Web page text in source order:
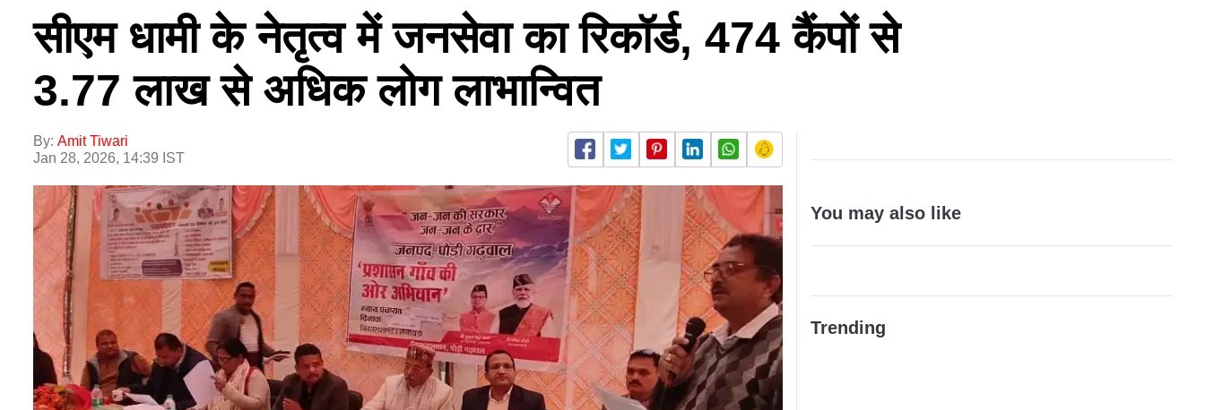
सीएम धामी के नेतृत्व में जनसेवा का रिकॉर्ड, 474 कैंपों से
3.77 लाख से अधिक लोग लाभान्वित
By: Amit Tiwari
Jan 28, 2026, 14:39 IST
You may also like
Trending